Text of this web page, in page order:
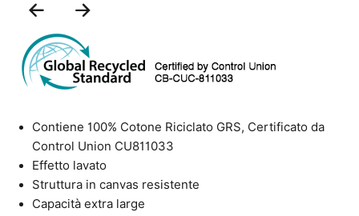
Previous
Slide
Contiene 100% Cotone Riciclato GRS, Certificato da
Control Union CU811033
Effetto lavato
Struttura in canvas resistente
Capacità extra large